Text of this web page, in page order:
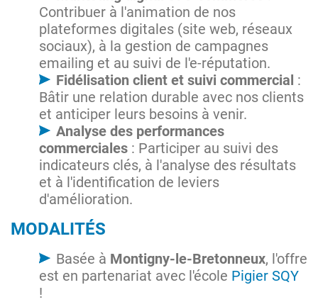
Contribuer à l'animation de nos
plateformes digitales (site web, réseaux
sociaux), à la gestion de campagnes
emailing et au suivi de l'e-réputation.
Fidélisation client et suivi commercial :
Bâtir une relation durable avec nos clients
et anticiper leurs besoins à venir.
Analyse des performances
commerciales : Participer au suivi des
indicateurs clés, à l'analyse des résultats
et à l'identification de leviers
d'amélioration.
MODALITÉS
Basée à Montigny-le-Bretonneux, l'offre
est en partenariat avec l'école Pigier SQY
!